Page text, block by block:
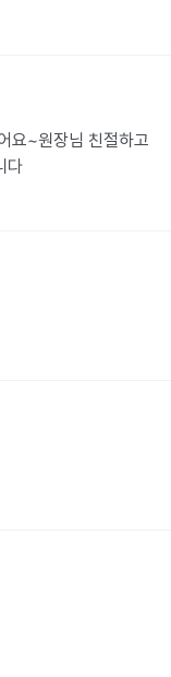
요~원장님 친절하고
다